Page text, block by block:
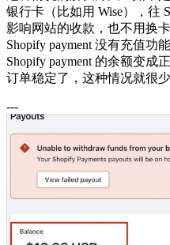
银行卡（比如用 Wise），往
影响网站的收款，也不用换卡
Shopify payment 没有充值功
Shopify payment 的余额变成
订单稳定了，这种情况就很少
---